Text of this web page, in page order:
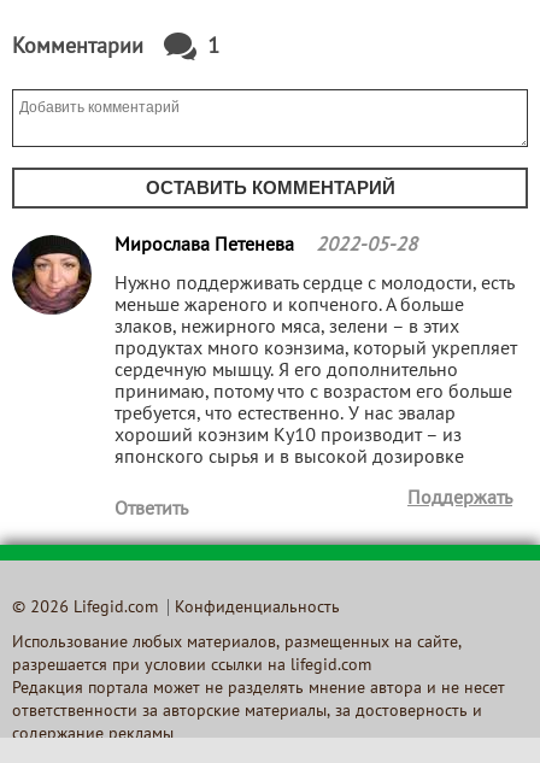
Комментарии 1
ОСТАВИТЬ КОММЕНТАРИЙ
Мирослава Петенева 2022-05-28
Нужно поддерживать сердце с молодости, есть
меньше жареного и копченого. А больше
злаков, нежирного мяса, зелени – в этих
продуктах много коэнзима, который укрепляет
сердечную мышцу. Я его дополнительно
принимаю, потому что с возрастом его больше
требуется, что естественно. У нас эвалар
хороший коэнзим Ку10 производит – из
японского сырья и в высокой дозировке
Ответить
Поддержать
© 2026 Lifegid.com Конфиденциальность
Использование любых материалов, размещенных на сайте,
разрешается при условии ссылки на lifegid.com
Редакция портала может не разделять мнение автора и не несет
ответственности за авторские материалы, за достоверность и
содержание рекламы